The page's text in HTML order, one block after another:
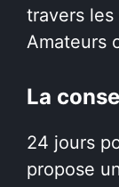
travers
Amateurs
La
24 jours
propose